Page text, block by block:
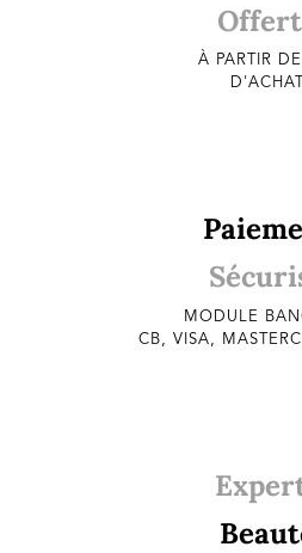
À PARTIR
D'ACHAT
MODULE
CB, VISA,